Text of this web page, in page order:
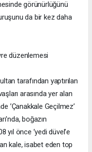
görünürlüğünü
da bir kez daha
düzenlemesi
tarafından yaptırılan
arasında yer alan
’Çanakkale Geçilmez’
boğazın
yıl önce ’yedi düvel’e
kale, isabet eden top